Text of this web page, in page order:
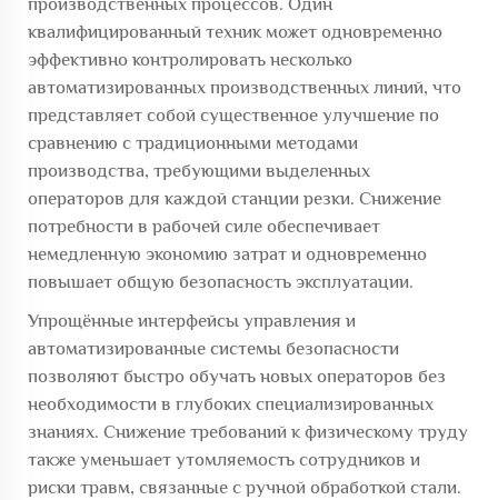
квалифицированный техник может одновременно
эффективно контролировать несколько
автоматизированных производственных линий, что
представляет собой существенное улучшение по
сравнению с традиционными методами
производства, требующими выделенных
операторов для каждой станции резки. Снижение
потребности в рабочей силе обеспечивает
немедленную экономию затрат и одновременно
повышает общую безопасность эксплуатации.
Упрощённые интерфейсы управления и
автоматизированные системы безопасности
позволяют быстро обучать новых операторов без
необходимости в глубоких специализированных
знаниях. Снижение требований к физическому труду
также уменьшает утомляемость сотрудников и
риски травм, связанные с ручной обработкой стали.